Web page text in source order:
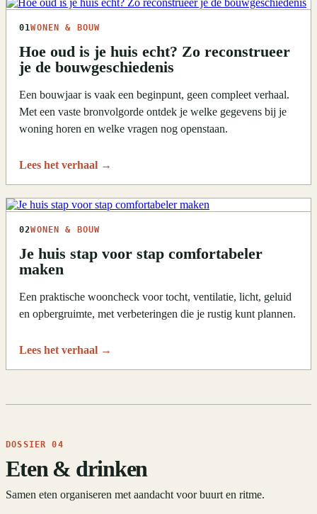
01WONEN & BOUW
Hoe oud is je huis echt? Zo reconstrueer
je de bouwgeschiedenis
Een bouwjaar is vaak een beginpunt, geen compleet verhaal.
Met een vaste bronvolgorde ontdek je welke gegevens bij je
woning horen en welke vragen nog openstaan.
Lees het verhaal →
02WONEN & BOUW
Je huis stap voor stap comfortabeler
maken
Een praktische wooncheck voor tocht, ventilatie, licht, geluid
en opbergruimte, met verbeteringen die je rustig kunt plannen.
Lees het verhaal →
DOSSIER 04
Eten & drinken
Samen eten organiseren met aandacht voor buurt en ritme.